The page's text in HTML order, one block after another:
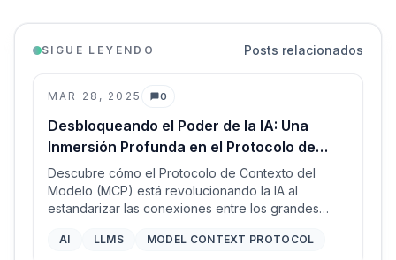
SIGUE LEYENDO Posts relacionados
MAR 28, 2025 0
Comentarios
Desbloqueando el Poder de la IA: Una
Inmersión Profunda en el Protocolo de
Contexto del Modelo (MCP)
Descubre cómo el Protocolo de Contexto del
Modelo (MCP) está revolucionando la IA al
estandarizar las conexiones entre los grandes
externas, permitiendo una integración perfecta y
AI LLMS MODEL CONTEXT PROTOCOL